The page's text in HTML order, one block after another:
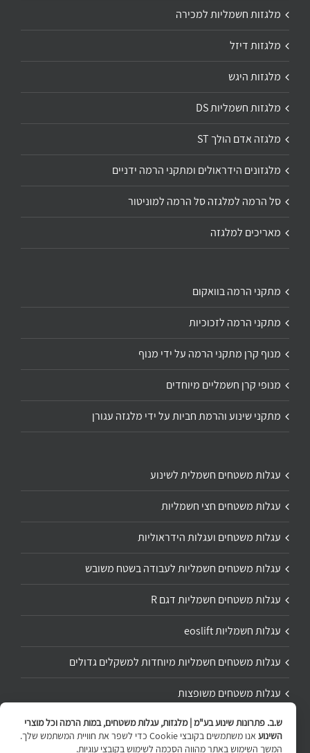
מלגזות חשמליות למכירה
מלגזות דיזל
מלגזות היגש
מלגזות חשמליות DS
מלגזה אדם הולך ST
מלגזונים הידראולים ומתקני הרמה ידניים
סל הרמה למלגזה סל הרמה למוניטור
מאריכים למלגזה
מתקני הרמה בוואקום
מתקני הרמה לזכוכיות
מנוף קרן מתקני הרמה על ידי מנוף
מנופי קרן חשמליים מיוחדים
מתקני שינוע והרמת חביות על ידי מלגזה עגורן
עגלות משטחים חשמלית לשינוע
עגלות משטחים חצי חשמליות
עגלות משטחים ועגלות הידראוליות
עגלות משטחים חשמליות לעבודה בשטח משובש
עגלות משטחים חשמליות דגם R
עגלות חשמליות eoslift
עגלות משטחים חשמליות מיוחדות למשקלים גדולים
עגלות משטחים משופצות
תיקון ושיפוץ עגלת משטחים
ש.ב. פתרונות שינוע בע"מ | מלגזות, עגלות משטחים, במות הרמה וכל מוצרי
השינוע
אנו משתמשים בקובצי Cookie כדי לשפר את חוויית המשתמש שלך.
המשך השימוש באתר מהווה הסכמה לשימוש בקובצי עוגיות.